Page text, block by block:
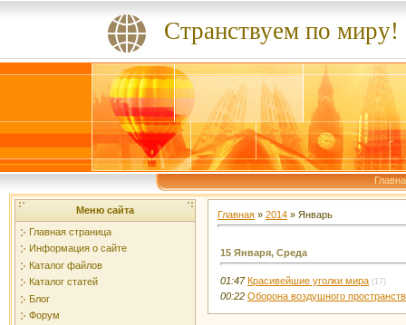
Странствуем по миру!
Меню сайта
Главная страница
Информация о сайте
Каталог файлов
Каталог статей
Блог
Форум
Главная » 2014 » Январь
15 Января, Среда
01:47 Красивейшие уголки мира (17)
00:22 Оборона воздушного